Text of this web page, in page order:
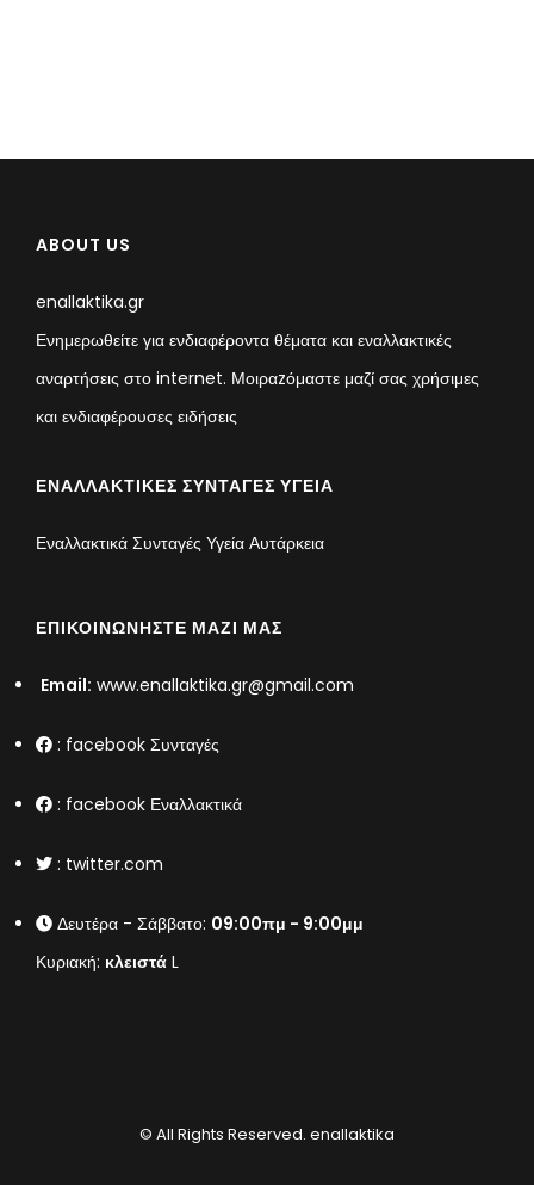
ABOUT US
enallaktika.gr
Ενημερωθείτε για ενδιαφέροντα θέματα και εναλλακτικές
αναρτήσεις στο internet. Μοιραzόμαστε μαζί σας χρήσιμες
και ενδιαφέρουσες ειδήσεις
ΕΝΑΛΛΑΚΤΙΚΈΣ ΣΥΝΤΑΓΈΣ ΥΓΕΊΑ
Εναλλακτικά Συνταγές Υγεία Αυτάρκεια
ΕΠΙΚΟΙΝΩΝΉΣΤΕ ΜΑΖΊ ΜΑΣ
Email: www.enallaktika.gr@gmail.com
: facebook Συνταγές
: facebook Εναλλακτικά
: twitter.com
Δευτέρα - Σάββατο: 09:00πμ - 9:00μμ
Κυριακή: κλειστά L
© All Rights Reserved. enallaktika